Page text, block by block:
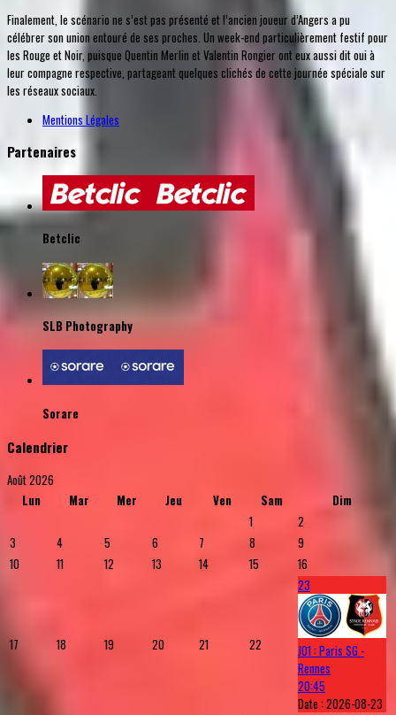
Finalement, le scénario ne s’est pas présenté et l’ancien joueur d’Angers a pu
célébrer son union entouré de ses proches. Un week-end particulièrement festif pour
les Rouge et Noir, puisque Quentin Merlin et Valentin Rongier ont eux aussi dit oui à
leur compagne respective, partageant quelques clichés de cette journée spéciale sur
les réseaux sociaux.
Mentions Légales
Partenaires
Betclic
SLB Photography
Sorare
Calendrier
Août 2026
Lun
Mar Mer Jeu Ven Sam
Dim
1
2
3
4 5 6 7 8
9
10
11 12 13 14 15 16
17 18 19 20 21 22
23
J01 : Paris SG -
Rennes
20:45
Date :2026-08-23